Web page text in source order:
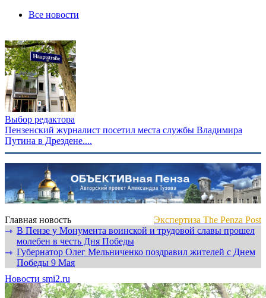
Все новости
Выбор редактора
Пензенский журналист посетил места службы Владимира
Путина в Дрездене....
Главная новость
Экспертиза The Penza Post
⇾ В Пензе у Монумента воинской и трудовой славы прошел
молебен в честь Дня Победы
⇾ Губернатор Олег Мельниченко поздравил жителей с Днем
Победы 9 Мая
Новости smi2.ru